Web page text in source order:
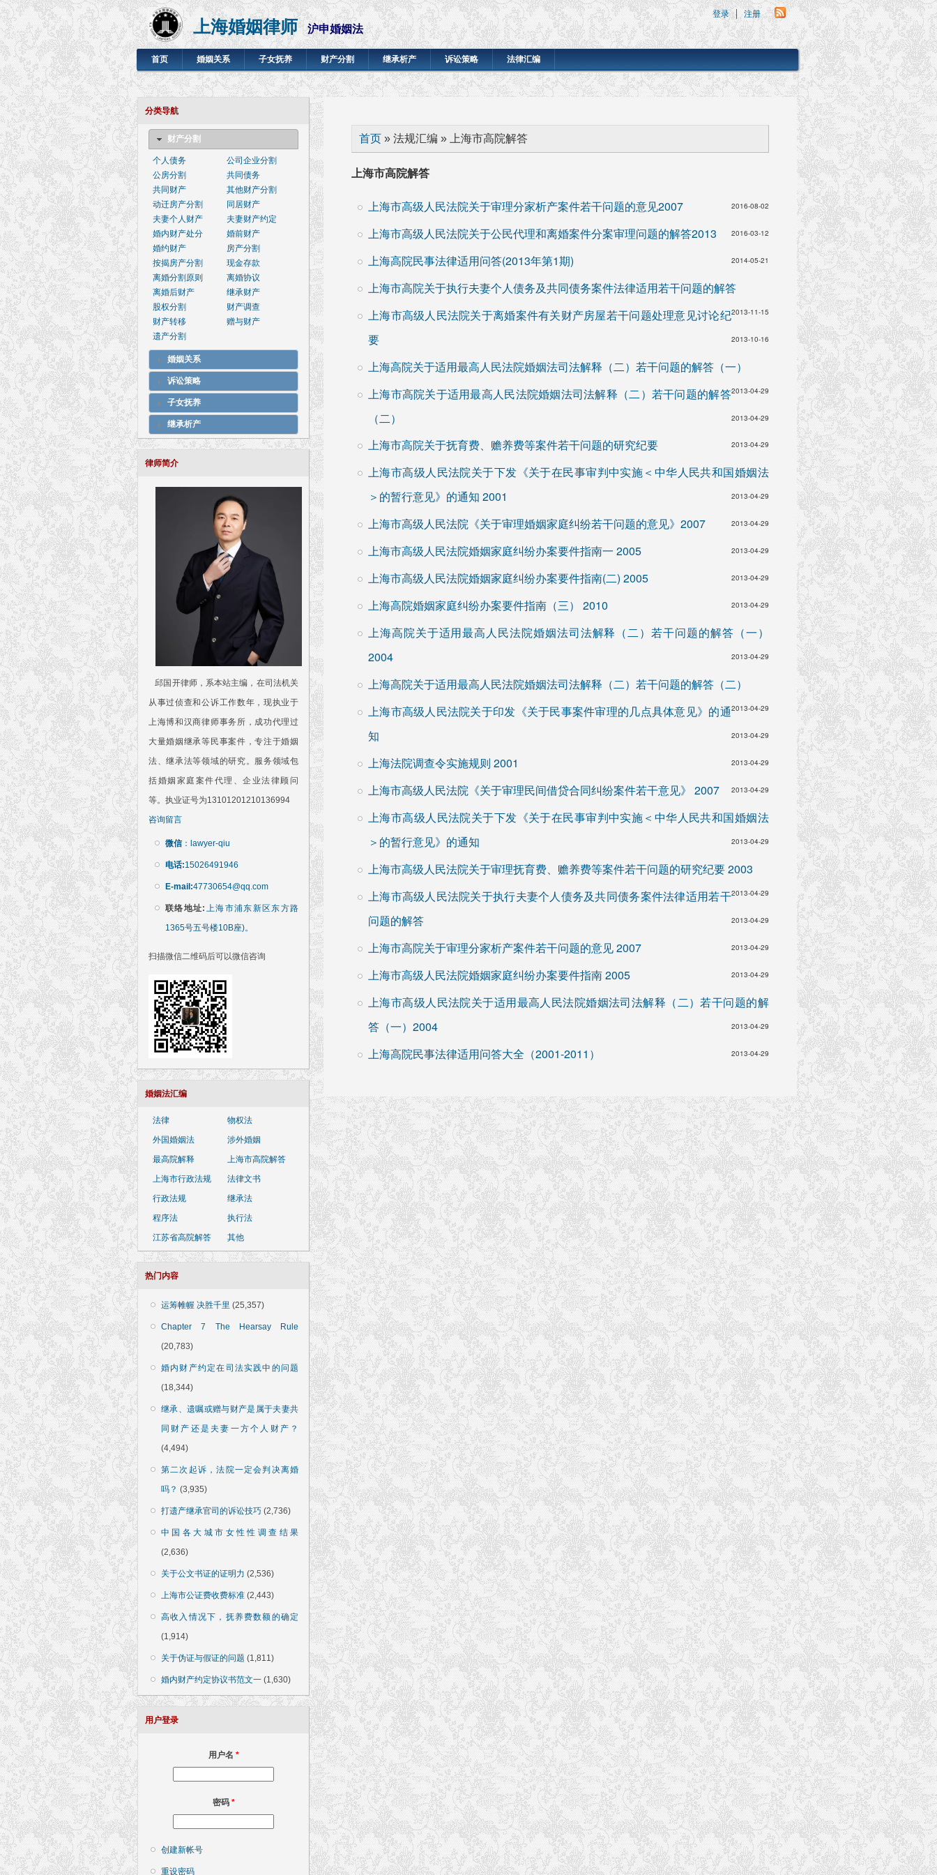
上海婚姻律师 沪申婚姻法
登录 注册
首页 婚姻关系 子女抚养 财产分割 继承析产 诉讼策略 法律汇编
分类导航
财产分割
个人债务
公司企业分割
公房分割
共同债务
共同财产
其他财产分割
动迁房产分割
同居财产
夫妻个人财产
夫妻财产约定
婚内财产处分
婚前财产
婚约财产
房产分割
按揭房产分割
现金存款
离婚分割原则
离婚协议
离婚后财产
继承财产
股权分割
财产调查
财产转移
赠与财产
遗产分割
婚姻关系
诉讼策略
子女抚养
继承析产
律师简介
邱国开律师，系本站主编，在司法机关
从事过侦查和公诉工作数年，现执业于
上海博和汉商律师事务所，成功代理过
大量婚姻继承等民事案件，专注于婚姻
法、继承法等领域的研究。服务领域包
括婚姻家庭案件代理、企业法律顾问
等。执业证号为13101201210136994
咨询留言
微信：lawyer-qiu
电话:15026491946
E-mail:47730654@qq.com
联络地址: 上海市浦东新区东方路
1365号五号楼10B座)。
扫描微信二维码后可以微信咨询
婚姻法汇编
法律
物权法
外国婚姻法
涉外婚姻
最高院解释
上海市高院解答
上海市行政法规
法律文书
行政法规
继承法
程序法
执行法
江苏省高院解答
其他
热门内容
运筹帷幄 决胜千里 (25,357)
Chapter 7 The Hearsay Rule
(20,783)
婚内财产约定在司法实践中的问题
(18,344)
继承、遗嘱或赠与财产是属于夫妻共
同财产还是夫妻一方个人财产？
(4,494)
第二次起诉，法院一定会判决离婚
吗？ (3,935)
打遗产继承官司的诉讼技巧 (2,736)
中国各大城市女性性调查结果
(2,636)
关于公文书证的证明力 (2,536)
上海市公证费收费标准 (2,443)
高收入情况下，抚养费数额的确定
(1,914)
关于伪证与假证的问题 (1,811)
婚内财产约定协议书范文一 (1,630)
用户登录
用户名 *
密码 *
创建新帐号
重设密码
你在这里
首页 » 法规汇编 » 上海市高院解答
上海市高院解答
上海市高级人民法院关于审理分家析产案件若干问题的意见2007 2016-08-02
上海市高级人民法院关于公民代理和离婚案件分案审理问题的解答2013 2016-03-12
上海高院民事法律适用问答(2013年第1期) 2014-05-21
上海市高院关于执行夫妻个人债务及共同债务案件法律适用若干问题的解答
2013-11-15
上海市高级人民法院关于离婚案件有关财产房屋若干问题处理意见讨论纪
要
2013-10-16
上海高院关于适用最高人民法院婚姻法司法解释（二）若干问题的解答（一）
2013-04-29
上海市高院关于适用最高人民法院婚姻法司法解释（二）若干问题的解答
（二）
2013-04-29
上海市高院关于抚育费、赡养费等案件若干问题的研究纪要 2013-04-29
上海市高级人民法院关于下发《关于在民事审判中实施＜中华人民共和国婚姻法
＞的暂行意见》的通知 2001
2013-04-29
上海市高级人民法院《关于审理婚姻家庭纠纷若干问题的意见》2007 2013-04-29
上海市高级人民法院婚姻家庭纠纷办案要件指南一 2005 2013-04-29
上海市高级人民法院婚姻家庭纠纷办案要件指南(二) 2005 2013-04-29
上海高院婚姻家庭纠纷办案要件指南（三） 2010 2013-04-29
上海高院关于适用最高人民法院婚姻法司法解释（二）若干问题的解答（一）
2004
2013-04-29
上海高院关于适用最高人民法院婚姻法司法解释（二）若干问题的解答（二）
2013-04-29
上海市高级人民法院关于印发《关于民事案件审理的几点具体意见》的通
知
2013-04-29
上海法院调查令实施规则 2001 2013-04-29
上海市高级人民法院《关于审理民间借贷合同纠纷案件若干意见》 2007 2013-04-29
上海市高级人民法院关于下发《关于在民事审判中实施＜中华人民共和国婚姻法
＞的暂行意见》的通知
2013-04-29
上海市高级人民法院关于审理抚育费、赡养费等案件若干问题的研究纪要 2003
2013-04-29
上海市高级人民法院关于执行夫妻个人债务及共同债务案件法律适用若干
问题的解答
2013-04-29
上海市高院关于审理分家析产案件若干问题的意见 2007 2013-04-29
上海市高级人民法院婚姻家庭纠纷办案要件指南 2005 2013-04-29
上海市高级人民法院关于适用最高人民法院婚姻法司法解释（二）若干问题的解
答（一）2004
2013-04-29
上海高院民事法律适用问答大全（2001-2011） 2013-04-29